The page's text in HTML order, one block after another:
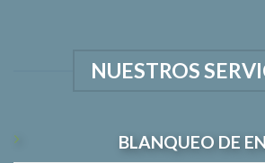
NUESTROS
BLANQUEO DE